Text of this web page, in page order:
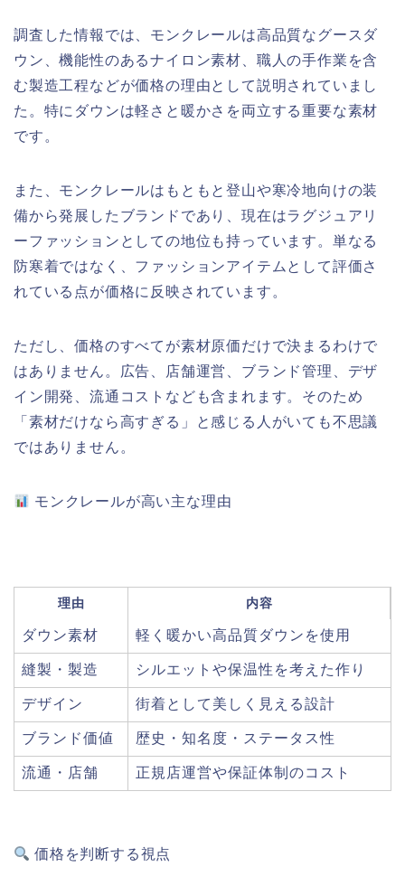
調査した情報では、モンクレールは高品質なグースダ
ウン、機能性のあるナイロン素材、職人の手作業を含
む製造工程などが価格の理由として説明されていまし
た。特にダウンは軽さと暖かさを両立する重要な素材
です。
また、モンクレールはもともと登山や寒冷地向けの装
備から発展したブランドであり、現在はラグジュアリ
ーファッションとしての地位も持っています。単なる
防寒着ではなく、ファッションアイテムとして評価さ
れている点が価格に反映されています。
ただし、価格のすべてが素材原価だけで決まるわけで
はありません。広告、店舗運営、ブランド管理、デザ
イン開発、流通コストなども含まれます。そのため
「素材だけなら高すぎる」と感じる人がいても不思議
ではありません。
モンクレールが高い主な理由
理由 内容
ダウン素材 軽く暖かい高品質ダウンを使用
縫製・製造 シルエットや保温性を考えた作り
デザイン 街着として美しく見える設計
ブランド価値 歴史・知名度・ステータス性
流通・店舗 正規店運営や保証体制のコスト
価格を判断する視点